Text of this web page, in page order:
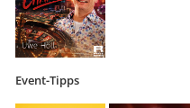
Event-Tipps